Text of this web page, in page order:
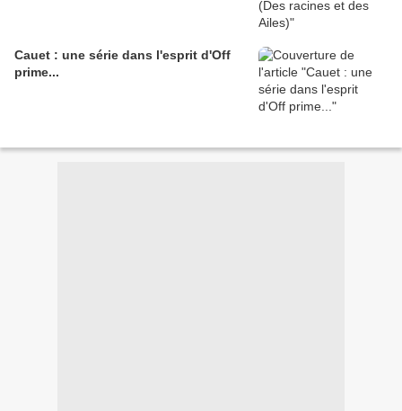
Cauet : une série dans l'esprit d'Off
prime...